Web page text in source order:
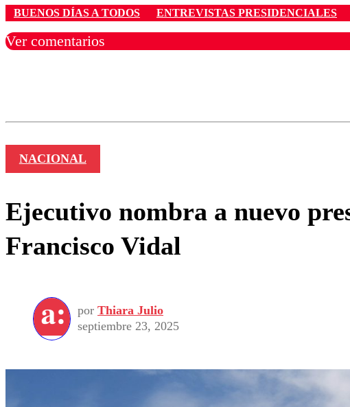
BUENOS DÍAS A TODOS ENTREVISTAS PRESIDENCIALES
Ver comentarios
NACIONAL
Ejecutivo nombra a nuevo
Francisco Vidal
por Thiara Julio
septiembre 23, 2025